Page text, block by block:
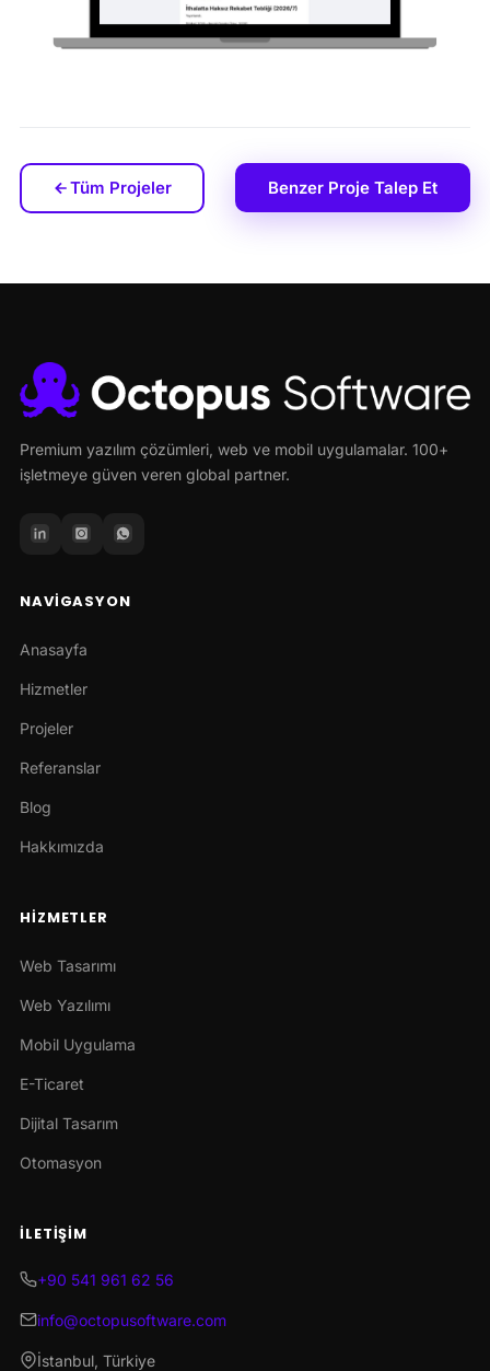
Tüm Projeler Benzer Proje Talep Et
Premium yazılım çözümleri, web ve mobil uygulamalar. 100+
işletmeye güven veren global partner.
NAVIGASYON
Anasayfa
Hizmetler
Projeler
Referanslar
Blog
Hakkımızda
HIZMETLER
Web Tasarımı
Web Yazılımı
Mobil Uygulama
E-Ticaret
Dijital Tasarım
Otomasyon
İLETIŞIM
+90 541 961 62 56
info@octopusoftware.com
İstanbul, Türkiye